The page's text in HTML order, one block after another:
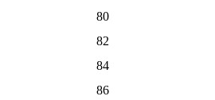
80
82
84
86